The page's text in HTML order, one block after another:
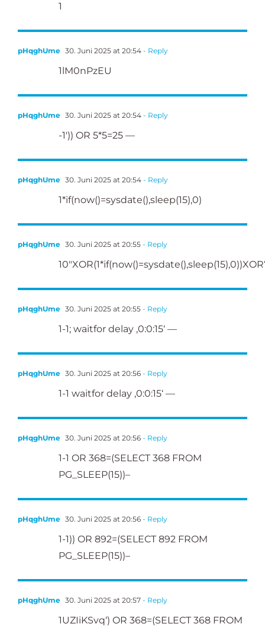
1
pHqghUme 30. Juni 2025 at 20:54- Reply
1lM0nPzEU
pHqghUme 30. Juni 2025 at 20:54- Reply
-1′)) OR 5*5=25 —
pHqghUme 30. Juni 2025 at 20:54- Reply
1*if(now()=sysdate(),sleep(15),0)
pHqghUme 30. Juni 2025 at 20:55- Reply
pHqghUme 30. Juni 2025 at 20:55- Reply
1-1; waitfor delay ‚0:0:15‘ —
pHqghUme 30. Juni 2025 at 20:56- Reply
1-1 waitfor delay ‚0:0:15‘ —
pHqghUme 30. Juni 2025 at 20:56- Reply
1-1 OR 368=(SELECT 368 FROM
PG_SLEEP(15))–
pHqghUme 30. Juni 2025 at 20:56- Reply
1-1)) OR 892=(SELECT 892 FROM
PG_SLEEP(15))–
pHqghUme 30. Juni 2025 at 20:57- Reply
1UZIiKSvq‘) OR 368=(SELECT 368 FROM